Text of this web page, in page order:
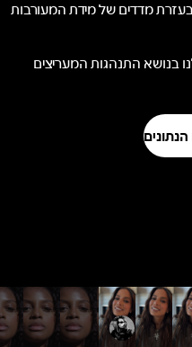
מדדים של מידת המעורבות
בנושא התנהגות המעריצים
הנתונים
Fana Hues